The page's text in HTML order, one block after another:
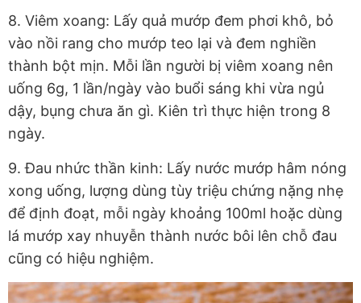
8. Viêm xoang: Lấy quả mướp đem phơi khô, bỏ
vào nồi rang cho mướp teo lại và đem nghiền
thành bột mịn. Mỗi lần người bị viêm xoang nên
uống 6g, 1 lần/ngày vào buổi sáng khi vừa ngủ
dậy, bụng chưa ăn gì. Kiên trì thực hiện trong 8
ngày.
9. Đau nhức thần kinh: Lấy nước mướp hâm nóng
xong uống, lượng dùng tùy triệu chứng nặng nhẹ
để định đoạt, mỗi ngày khoảng 100ml hoặc dùng
lá mướp xay nhuyễn thành nước bôi lên chỗ đau
cũng có hiệu nghiệm.